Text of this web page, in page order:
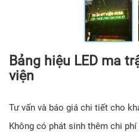
Bảng hiệu LED ma
viện
Tư vấn và báo giá chi tiết cho
Không có phát sinh thêm chi